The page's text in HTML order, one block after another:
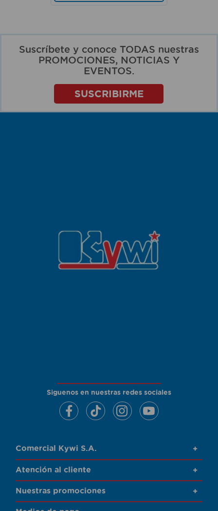
Suscríbete y conoce TODAS nuestras
PROMOCIONES, NOTICIAS Y
EVENTOS.
SUSCRIBIRME
Siguenos en nuestras redes sociales
Comercial Kywi S.A. +
Atención al cliente +
Nuestras promociones +